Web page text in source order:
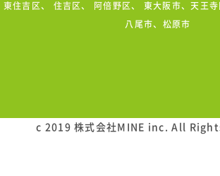
東住吉区、 住吉区、 阿倍野区、 東大阪市、天王寺
八尾市、松原市
c 2019 株式会社MINE inc. All